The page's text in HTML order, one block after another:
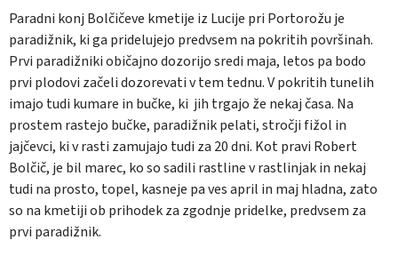
Paradni konj Bolčičeve kmetije iz Lucije pri Portorožu je
paradižnik, ki ga pridelujejo predvsem na pokritih površinah.
Prvi paradižniki običajno dozorijo sredi maja, letos pa bodo
prvi plodovi začeli dozorevati v tem tednu. V pokritih tunelih
imajo tudi kumare in bučke, ki jih trgajo že nekaj časa. Na
prostem rastejo bučke, paradižnik pelati, stročji fižol in
jajčevci, ki v rasti zamujajo tudi za 20 dni. Kot pravi Robert
Bolčič, je bil marec, ko so sadili rastline v rastlinjak in nekaj
tudi na prosto, topel, kasneje pa ves april in maj hladna, zato
so na kmetiji ob prihodek za zgodnje pridelke, predvsem za
prvi paradižnik.